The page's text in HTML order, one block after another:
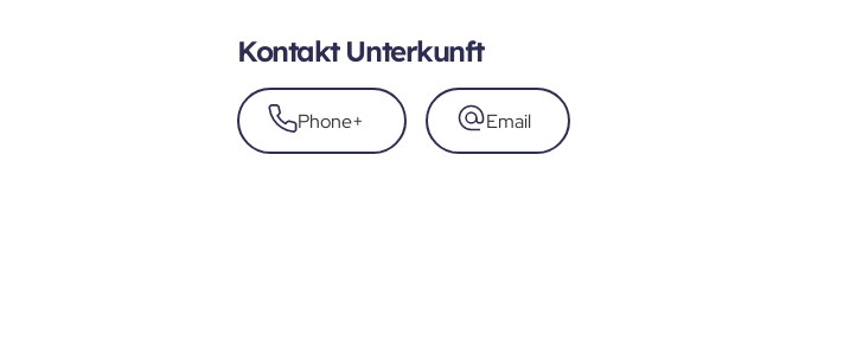
Kontakt Unterkunft
Phone+ Email